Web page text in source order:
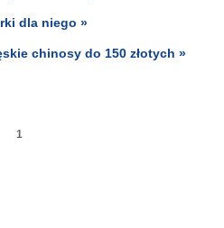
dla niego »
chinosy do 150 złotych »
1